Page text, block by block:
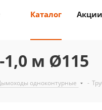
Каталог Акции
м Ø115
одноконтурные -